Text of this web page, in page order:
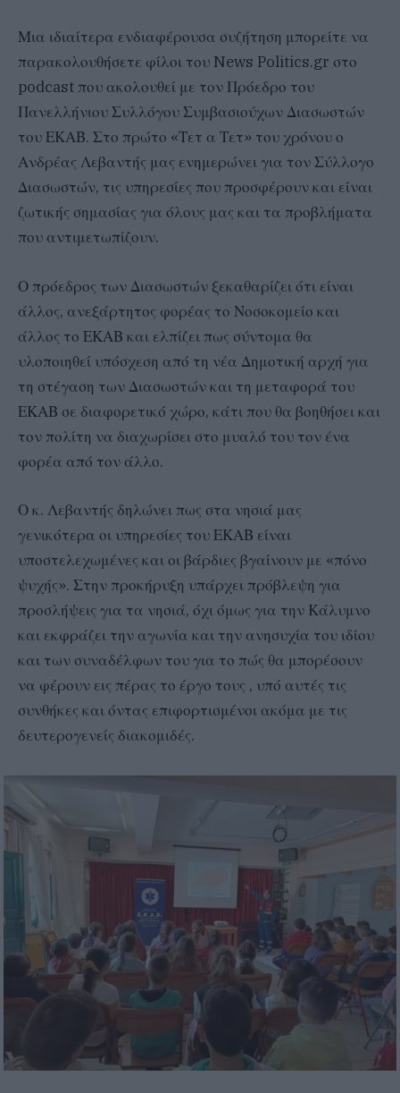
Μια ιδιαίτερα ενδιαφέρουσα συζήτηση μπορείτε να
παρακολουθήσετε φίλοι του News Politics.gr στο
podcast που ακολουθεί με τον Πρόεδρο του
Πανελλήνιου Συλλόγου Συμβασιούχων Διασωστών
του ΕΚΑΒ. Στο πρώτο «Τετ α Τετ» του χρόνου ο
Ανδρέας Λεβαντής μας ενημερώνει για τον Σύλλογο
Διασωστών, τις υπηρεσίες που προσφέρουν και είναι
ζωτικής σημασίας για όλους μας και τα προβλήματα
που αντιμετωπίζουν.
Ο πρόεδρος των Διασωστών ξεκαθαρίζει ότι είναι
άλλος, ανεξάρτητος φορέας το Νοσοκομείο και
άλλος το ΕΚΑΒ και ελπίζει πως σύντομα θα
υλοποιηθεί υπόσχεση από τη νέα Δημοτική αρχή για
τη στέγαση των Διασωστών και τη μεταφορά του
ΕΚΑΒ σε διαφορετικό χώρο, κάτι που θα βοηθήσει και
τον πολίτη να διαχωρίσει στο μυαλό του τον ένα
φορέα από τον άλλο.
Ο κ. Λεβαντής δηλώνει πως στα νησιά μας
γενικότερα οι υπηρεσίες του ΕΚΑΒ είναι
υποστελεχωμένες και οι βάρδιες βγαίνουν με «πόνο
ψυχής». Στην προκήρυξη υπάρχει πρόβλεψη για
προσλήψεις για τα νησιά, όχι όμως για την Κάλυμνο
και εκφράζει την αγωνία και την ανησυχία του ιδίου
και των συναδέλφων του για το πώς θα μπορέσουν
να φέρουν εις πέρας το έργο τους , υπό αυτές τις
συνθήκες και όντας επιφορτισμένοι ακόμα με τις
δευτερογενείς διακομιδές.